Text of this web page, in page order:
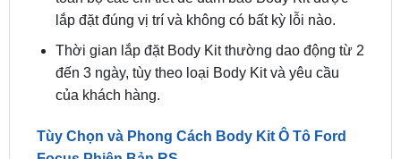
Kiểm tra lại
Sau khi lắp đặt và sơn Body Kit , cần kiểm tra lại
toàn bộ các chi tiết để đảm bảo Body Kit được
lắp đặt đúng vị trí và không có bất kỳ lỗi nào.
đến 3 ngày, tùy theo loại Body Kit và yêu cầu